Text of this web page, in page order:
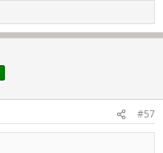
#57